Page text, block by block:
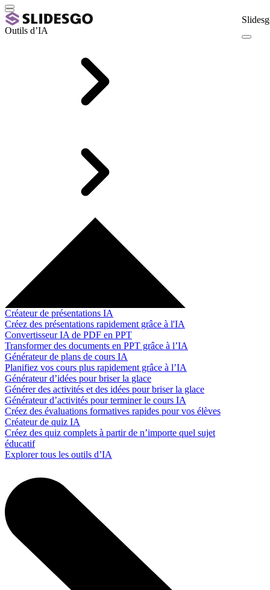
Outils d’IA
Créateur de présentations IA
Créez des présentations rapidement grâce à l'IA
Convertisseur IA de PDF en PPT
Transformer des documents en PPT grâce à l’IA
Générateur de plans de cours IA
Planifiez vos cours plus rapidement grâce à l’IA
Générateur d’idées pour briser la glace
Générer des activités et des idées pour briser la glace
Générateur d’activités pour terminer le cours IA
Créez des évaluations formatives rapides pour vos élèves
Créateur de quiz IA
Créez des quiz complets à partir de n’importe quel sujet
éducatif
Explorer tous les outils d’IA